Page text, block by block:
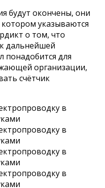
будут окончены, они
указываются
о том, что
дальнейшей
понадобится для
организации,
счётчик